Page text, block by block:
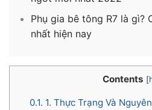
Phụ gia bê tông R7 là gì?
nhất hiện nay
Contents [
0.1. 1. Thực Trạng Và